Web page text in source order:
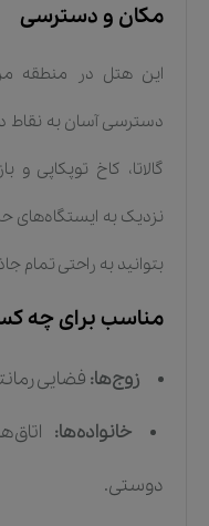
مکان و دسترسی
این هتل در منطقه
دسترسی آسان به نقاط
گالاتا، کاخ توپکاپی
نزدیک به
بتوانید به راحتی تمام
مناسب برای چه
زوج‌ها: فضایی
خانواده‌ها:
دوستی.